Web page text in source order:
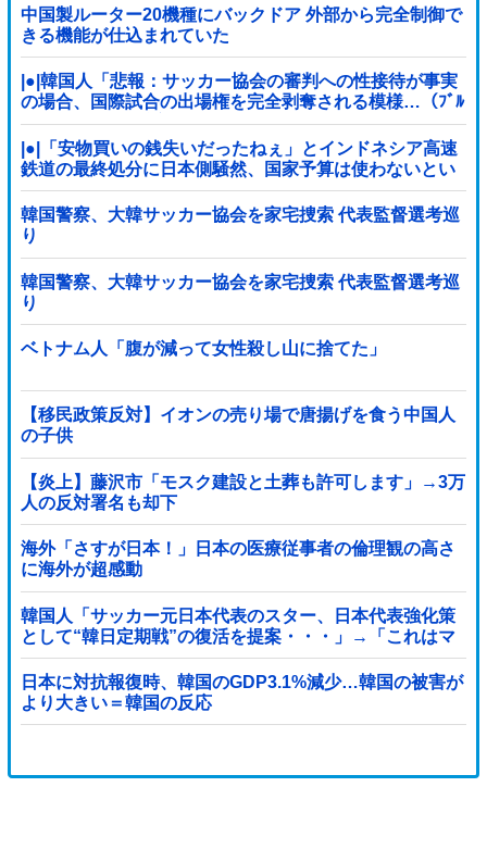
中国製ルーター20機種にバックドア 外部から完全制御で
きる機能が仕込まれていた
|●|韓国人「悲報：サッカー協会の審判への性接待が事実
の場合、国際試合の出場権を完全剥奪される模様…（ﾌﾞﾙ
ﾌﾞﾙ」＝韓国の反応
|●|「安物買いの銭失いだったねぇ」とインドネシア高速
鉄道の最終処分に日本側騒然、国家予算は使わないとい
うと何が財源なんだ？
韓国警察、大韓サッカー協会を家宅捜索 代表監督選考巡
り
韓国警察、大韓サッカー協会を家宅捜索 代表監督選考巡
り
ベトナム人「腹が減って女性殺し山に捨てた」
【移民政策反対】イオンの売り場で唐揚げを食う中国人
の子供
【炎上】藤沢市「モスク建設と土葬も許可します」→3万
人の反対署名も却下
海外「さすが日本！」日本の医療従事者の倫理観の高さ
に海外が超感動
韓国人「サッカー元日本代表のスター、日本代表強化策
として“韓日定期戦”の復活を提案・・・」→「これはマ
ジで良いと思う」「今すぐやったらガチでボコられるだ
ろうね 10年後にやらないか？」「やめてくれ、勝っても
負けても後味が悪い」
日本に対抗報復時、韓国のGDP3.1%減少…韓国の被害が
より大きい＝韓国の反応